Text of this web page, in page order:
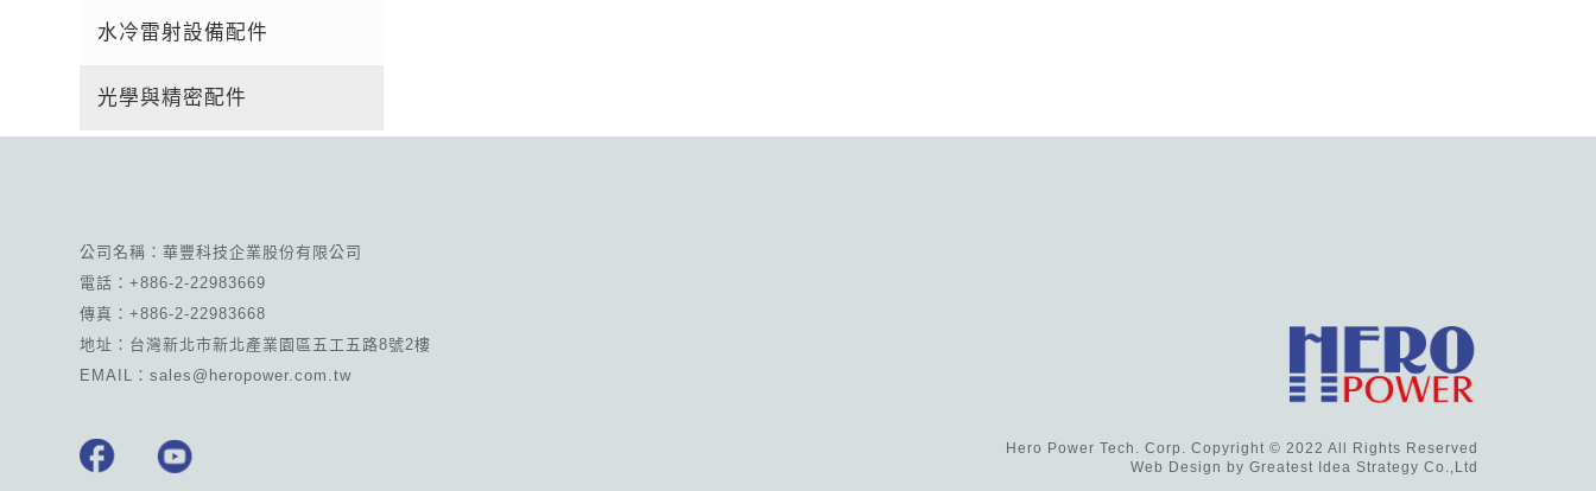
水冷雷射設備配件
光學與精密配件
公司名稱：華豐科技企業股份有限公司
電話：+886-2-22983669
傳真：+886-2-22983668
地址：台灣新北市新北產業園區五工五路8號2樓
EMAIL：sales@heropower.com.tw
Hero Power Tech. Corp. Copyright © 2022 All Rights Reserved
Web Design byGreatest Idea Strategy Co.,Ltd